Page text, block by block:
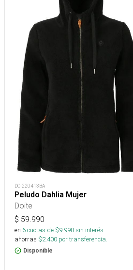
DOI220413BA
Peludo Dahlia Mujer
Doite
$ 59.990
en 6cuotas de $9.998sin interés
ahorras $2.400 por transferencia.
Disponible